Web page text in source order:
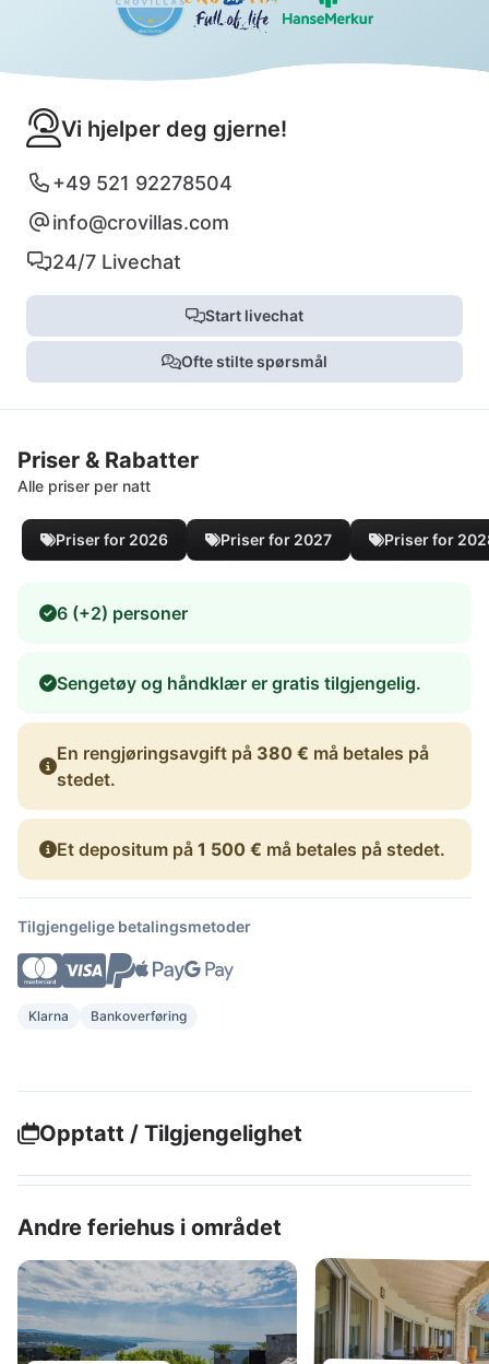
Vi hjelper deg gjerne!
+49 521 92278504
info@crovillas.com
24/7 Livechat
Start livechat
Ofte stilte spørsmål
Priser & Rabatter
Alle priser per natt
Priser for 2026 Priser for 2027 Priser for
6 (+2) personer
Sengetøy og håndklær er gratis tilgjengelig.
En rengjøringsavgift på 380 € må betales på
stedet.
Et depositum på 1 500 € må betales på stedet.
Tilgjengelige betalingsmetoder
Klarna Bankoverføring
Opptatt / Tilgjengelighet
Andre feriehus i området